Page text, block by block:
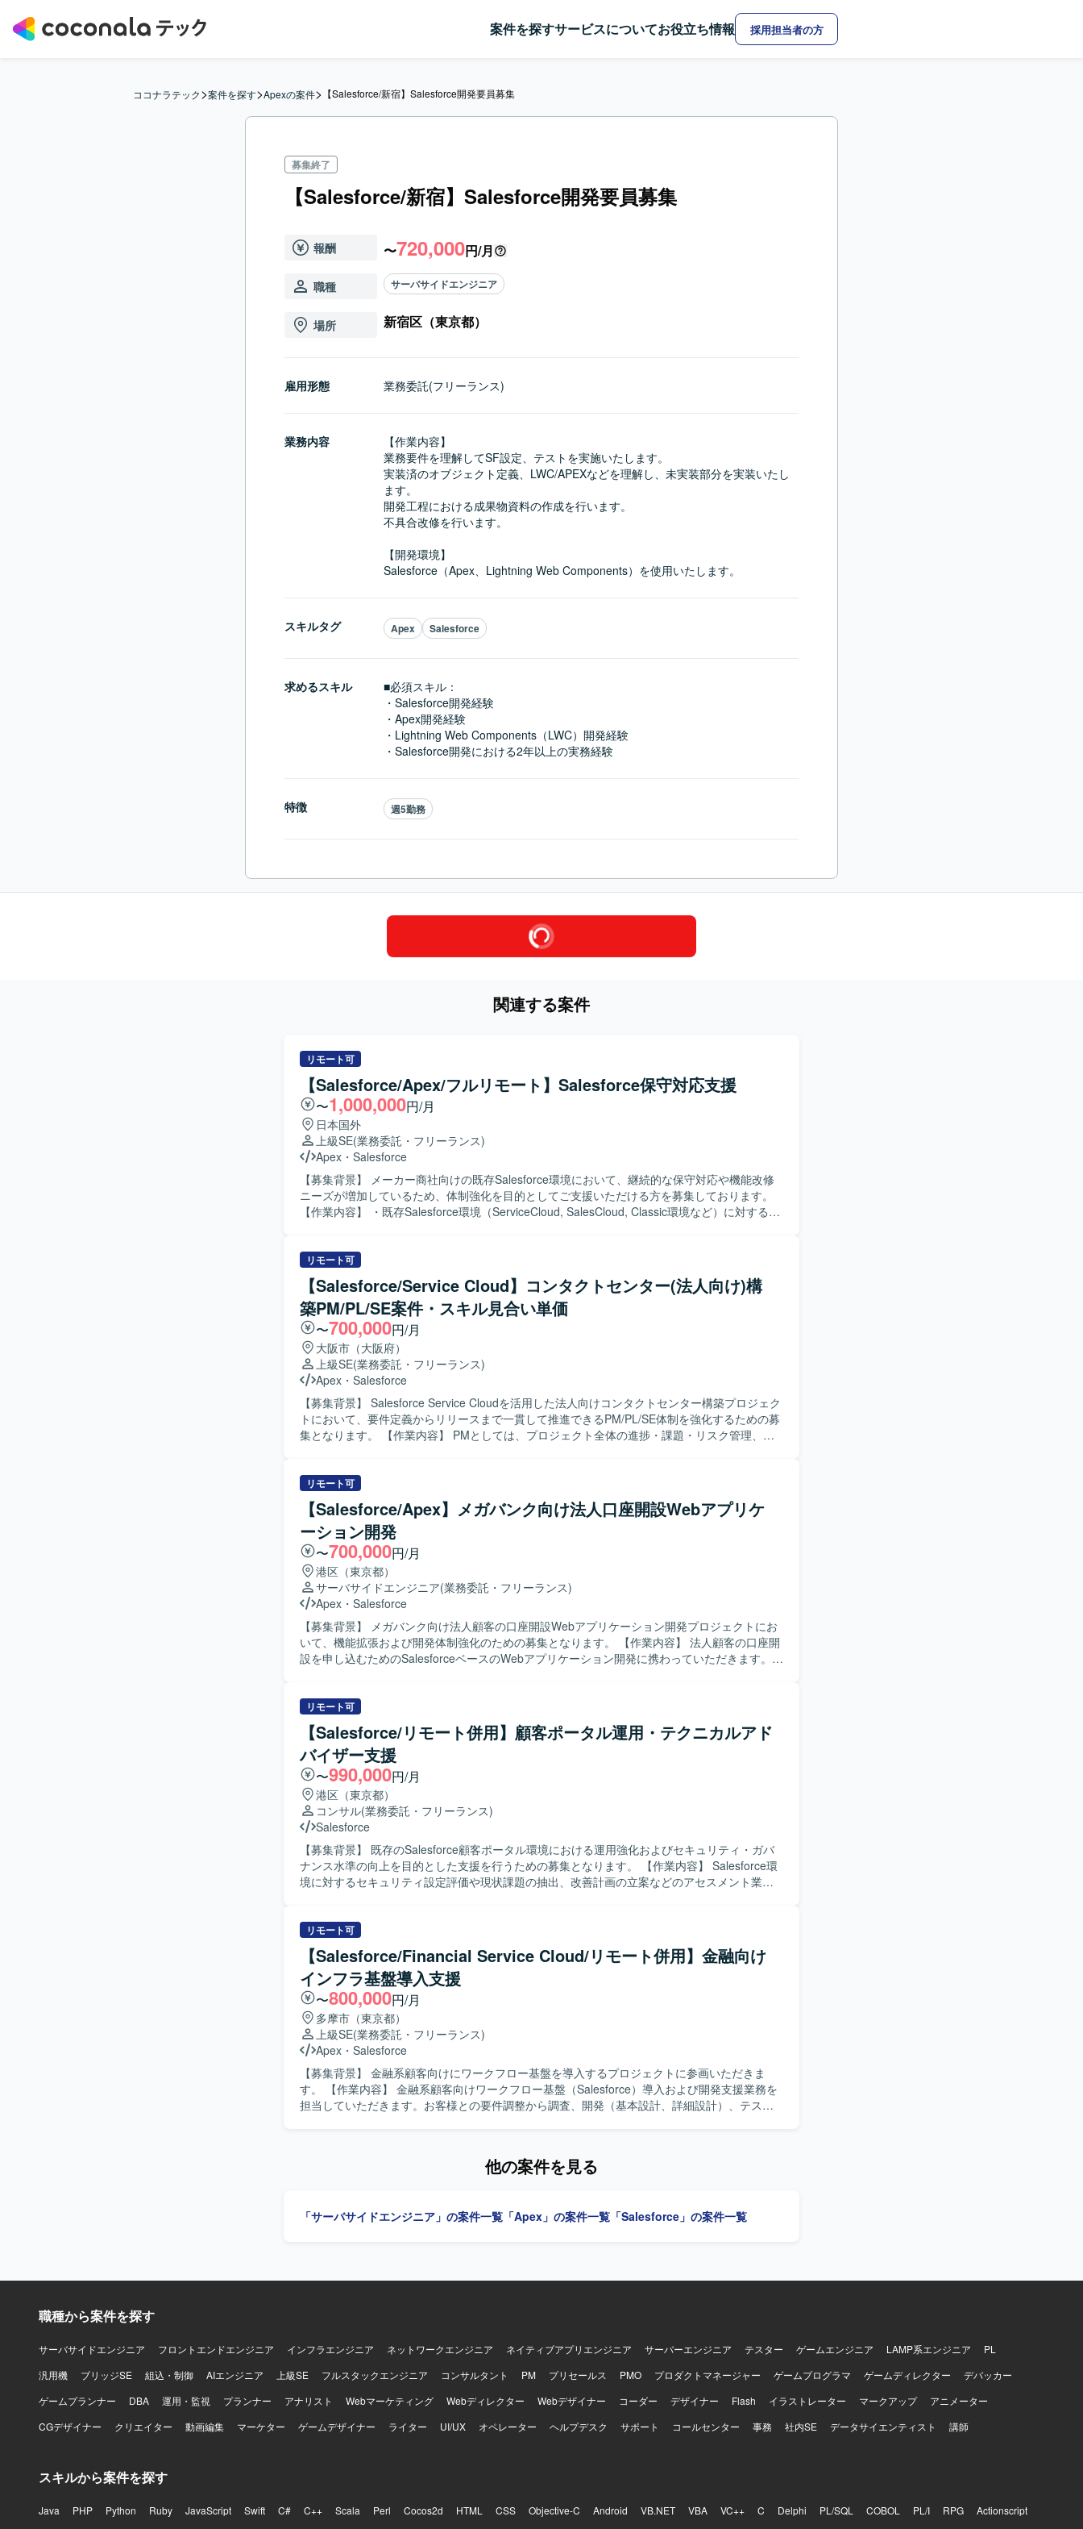
案件を探すサービスについてお役立ち情報 採用担当者の方
ココナラテック>案件を探す>Apexの案件> 【Salesforce/新宿】Salesforce開発要員募集
募集終了
【Salesforce/新宿】Salesforce開発要員募集
報酬 〜720,000円/月
職種 サーバサイドエンジニア
場所 新宿区（東京都）
雇用形態 業務委託(フリーランス)
業務内容
【作業内容】
業務要件を理解してSF設定、テストを実施いたします。
実装済のオブジェクト定義、LWC/APEXなどを理解し、未実装部分を実装いたし
ます。
開発工程における成果物資料の作成を行います。
不具合改修を行います。
【開発環境】
Salesforce（Apex、Lightning Web Components）を使用いたします。
スキルタグ Apex Salesforce
求めるスキル
■必須スキル：
・Salesforce開発経験
・Apex開発経験
・Lightning Web Components（LWC）開発経験
・Salesforce開発における2年以上の実務経験
特徴 週5勤務
関連する案件
リモート可
【Salesforce/Apex/フルリモート】Salesforce保守対応支援
〜1,000,000円/月
日本国外
上級SE(業務委託・フリーランス)
Apex ・ Salesforce
【募集背景】 メーカー商社向けの既存Salesforce環境において、継続的な保守対応や機能改修
ニーズが増加しているため、体制強化を目的としてご支援いただける方を募集しております。
【作業内容】 ・既存Salesforce環境（ServiceCloud, SalesCloud, Classic環境など）に対する保
る質疑応答や、標準機能および軽微なApex、Visualforceを用いた機能改修を行っていただきま
す。 ・新規機能について、対応方針の検討から設計・実装・受け入れまで一連の対応を担当し
ていただきます。 ・その他、関連する開発要件についても状況に応じて対応していただきま
す。 【求める人物像】 ・顧客とのコミュニケーションを通じて課題を整理し、自ら主体的に提
案・推進していただける方を求めております。 ・Salesforceに関する知識や経験を活かしつ
つ、新しい機能や周辺サービスについても前向きにキャッチアップしていただける方が望まし
いです。 【ポジションの魅力】 ・Salesforceの複数クラウド（ServiceCloud, SalesCloud,
Classic環境など）に関わることで、幅広い機能・領域の知見を深めていただけます。 ・顧客折
衝から実装まで一貫して対応することで、上流工程から開発までのスキルをバランスよく高め
ることができます。 ・継続的な保守・改善を通じて、長期的な関係構築と業務理解を深める経
験を積んでいただけます。 【開発環境】 Salesforce（ServiceCloud, SalesCloud, Classic環
境）、Apex、Visualforce、AccountEngagement（旧Pardot）などを利用した環境となっており
リモート可
【Salesforce/Service Cloud】コンタクトセンター(法人向け)構
築PM/PL/SE案件・スキル見合い単価
〜700,000円/月
大阪市（大阪府）
上級SE(業務委託・フリーランス)
Apex ・ Salesforce
【募集背景】 Salesforce Service Cloudを活用した法人向けコンタクトセンター構築プロジェク
トにおいて、要件定義からリリースまで一貫して推進できるPM/PL/SE体制を強化するための募
集となります。 【作業内容】 PMとしては、プロジェクト全体の進捗・課題・リスク管理、ス
運用フロー設計、Salesforce機能設計・仕様調整、設計レビュー、開発メンバーの管理・フォロ
ー、テスト計画や移行・リリース支援をご担当いただきます。 SEとしては、Salesforce機能の
設定・開発、外部連携のSalesforce側対応、設計書などのドキュメント作成、テスト仕様書作成
およびテスト実施、不具合対応、移行・リリース支援をご担当いただきます。 【求める人物
像】 上流工程を自走でき、設計から実装まで一貫して対応できる方を求めています。能動的に
日本語でコミュニケーションを取りながら、関係者と連携し主体的に課題解決に取り組める方
にご活躍いただきたいと考えております。長期的な参画を前提に、継続的な改善提案や業務理
解の深化に取り組んでいただける方を歓迎いたします。 【ポジションの魅力】 法人向けコンタ
クトセンター領域において、Salesforce Service CloudやData Cloud / Agentforceなどの最新機
能を活用した構築プロジェクトに上流から参画できる環境です。PM/PL/SEそれぞれのポジショ
ンで、大規模案件の推進経験や外部連携を含む統合案件の知見を深めながら、長期的な視点で
キャリア形成に取り組んでいただけます。 【開発環境】 Salesforce Service Cloudを中心とし
リモート可
【Salesforce/Apex】メガバンク向け法人口座開設Webアプリケ
ーション開発
〜700,000円/月
港区（東京都）
サーバサイドエンジニア(業務委託・フリーランス)
Apex ・ Salesforce
【募集背景】 メガバンク向け法人顧客の口座開設Webアプリケーション開発プロジェクトにお
いて、機能拡張および開発体制強化のための募集となります。 【作業内容】 法人顧客の口座開
設を申し込むためのSalesforceベースのWebアプリケーション開発に携わっていただきます。
なり、仕様を踏まえた実装および単体・結合テストを自走して進めていただきます。 【求める
人物像】 与えられたタスクを独力でやり切る主体性をお持ちの方を求めています。周囲とコミ
ュニケーションを取りながら、仕様理解や設計意図を踏まえて開発を進められる方、金融ドメ
インに対しても学習意欲を持って取り組んでいただける方が望ましいです。 【ポジションの魅
力】 大規模なメガバンク向けシステム開発に参画することで、金融業界特有の業務知識と、
Salesforceを中心としたクラウドアプリケーション開発のスキルを同時に習得していただけま
す。画面開発の比重が高いため、ユーザー体験を意識した設計・実装の経験を積むことがで
き、将来的なフルスタック志向のキャリアにもつながるポジションです。 【開発環境】
Salesforceを基盤とした環境で、ApexやAuraなどの機能を用いたWebアプリケーション開発を
行います。帳票はSVF Cloudを利用し、アジャイル開発のプラクティスを取り入れた進め方を想
定しています。
リモート可
【Salesforce/リモート併用】顧客ポータル運用・テクニカルアド
バイザー支援
〜990,000円/月
港区（東京都）
コンサル(業務委託・フリーランス)
Salesforce
【募集背景】 既存のSalesforce顧客ポータル環境における運用強化およびセキュリティ・ガバ
ナンス水準の向上を目的とした支援を行うための募集となります。 【作業内容】 Salesforce環
境に対するセキュリティ設定評価や現状課題の抽出、改善計画の立案などのアセスメント業務
やスキルトランスファーを通じたナレッジ共有を行い、システム運用面での妥当性評価や安全
性に関するアドバイスなどのガバナンス支援にも携わっていただきます。 【求める人物像】
Salesforceに関する豊富な知見をもち、自ら課題を抽出し改善提案まで推進いただける方を求め
ています。運用チームや関係者と円滑にコミュニケーションを取りながら、技術面とマネジメ
ントの両面で主体的にリードいただける方が望ましいです。 【ポジションの魅力】 Service
CloudおよびExperience Cloudを中心とした大規模環境において、セキュリティやガバナンスを
含む上流工程から運用支援まで一貫して関わることができます。技術支援だけでなくメンバー
育成やスキルトランスファーを通じて組織全体のレベルアップに貢献できる点も魅力です。
【開発環境】 Service CloudおよびExperience Cloudを中心としたSalesforce環境において、権
限管理やセキュリティ設計などの運用・改善業務を行います。
リモート可
【Salesforce/Financial Service Cloud/リモート併用】金融向け
インフラ基盤導入支援
〜800,000円/月
多摩市（東京都）
上級SE(業務委託・フリーランス)
Apex ・ Salesforce
【募集背景】 金融系顧客向けにワークフロー基盤を導入するプロジェクトに参画いただきま
す。 【作業内容】 金融系顧客向けワークフロー基盤（Salesforce）導入および開発支援業務を
担当していただきます。お客様との要件調整から調査、開発（基本設計、詳細設計）、テス
環境】 Salesforceを中心としたワークフロー基盤上での開発環境となります。
他の案件を見る
「サーバサイドエンジニア」の案件一覧 「Apex」の案件一覧 「Salesforce」の案件一覧
職種から案件を探す
サーバサイドエンジニア フロントエンドエンジニア インフラエンジニア ネットワークエンジニア ネイティブアプリエンジニア サーバーエンジニア テスター ゲームエンジニア LAMP系エンジニア
PL
汎用機
ブリッジSE 組込・制御 AIエンジニア 上級SE フルスタックエンジニア コンサルタント PM プリセールス PMO プロダクトマネージャー ゲームプログラマ ゲームディレクター
デバッカー
ゲームプランナー
DBA 運用・監視 プランナー アナリスト Webマーケティング Webディレクター Webデザイナー コーダー デザイナー Flash イラストレーター マークアップ
アニメーター
CGデザイナー
クリエイター 動画編集 マーケター ゲームデザイナー ライター UI/UX オペレーター ヘルプデスク サポート コールセンター 事務 社内SE データサイエンティスト 講師
スキルから案件を探す
Java PHP Python Ruby JavaScript Swift C# C++ Scala Perl Cocos2d HTML CSS Objective-C Android VB.NET VBA VC++ C Delphi PL/SQL COBOL PL/I RPG Actionscript